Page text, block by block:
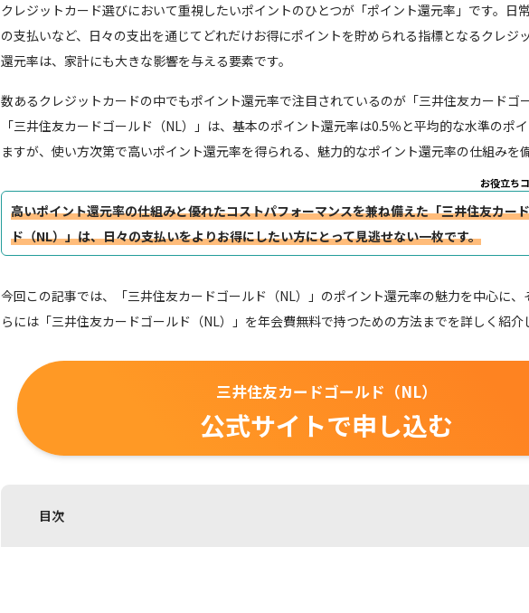
クレジットカード選びにおいて重視したいポイントのひとつが「ポイント還元率」です。日
の支払いなど、日々の支出を通じてどれだけお得にポイントを貯められる指標となるクレジ
還元率は、家計にも大きな影響を与える要素です。
数あるクレジットカードの中でもポイント還元率で注目されているのが「三井住友カードゴ
「三井住友カードゴールド（NL）」は、基本のポイント還元率は0.5％と平均的な水準のポ
ますが、使い方次第で高いポイント還元率を得られる、魅力的なポイント還元率の仕組みを
お役立ち
高いポイント還元率の仕組みと優れたコストパフォーマンスを兼ね備えた「三井住友カー
ド（NL）」は、日々の支払いをよりお得にしたい方にとって見逃せない一枚です。
今回この記事では、「三井住友カードゴールド（NL）」のポイント還元率の魅力を中心に
らには「三井住友カードゴールド（NL）」を年会費無料で持つための方法までを詳しく紹介
三井住友カードゴールド（NL）
公式サイトで申し込む
目次